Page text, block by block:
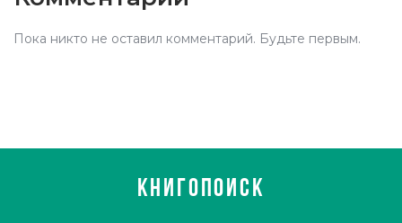
Пока никто не оставил комментарий. Будьте первым.
КНИГОПОИСК